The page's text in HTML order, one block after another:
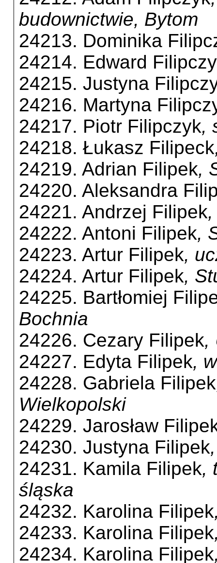
budownictwie, Bytom
24213. Dominika
24214. Edward
24215. Justyna
24216. Martyna
24217. Piotr Filipczyk,
24218. Łukasz Filipeck
24219. Adrian Filipek,
24220. Aleksandra
24221. Andrzej Filipek
24222. Antoni Filipek,
24223. Artur Filipek,
24224. Artur Filipek,
24225. Bartłomiej
Bochnia
24226. Cezary Filipek,
24227. Edyta Filipek,
24228. Gabriela Filipek
Wielkopolski
24229. Jarosław
24230. Justyna Filipek
24231. Kamila Filipek,
śląska
24232. Karolina Filipek
24233. Karolina Filipek
24234. Karolina Filipek